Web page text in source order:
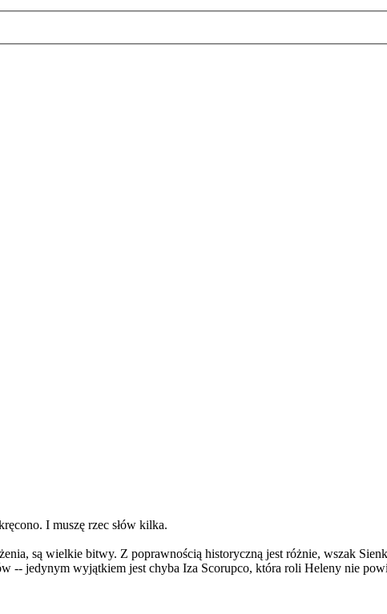
I muszę rzec słów kilka.
są wielkie bitwy. Z poprawnością historyczną jest różnie, wszak
-- jedynym wyjątkiem jest chyba Iza Scorupco, która roli Heleny nie